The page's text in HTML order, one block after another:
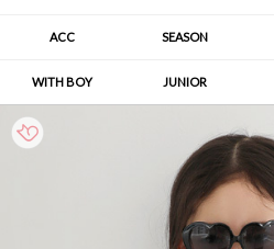
ACC SEASON
WITH BOY JUNIOR